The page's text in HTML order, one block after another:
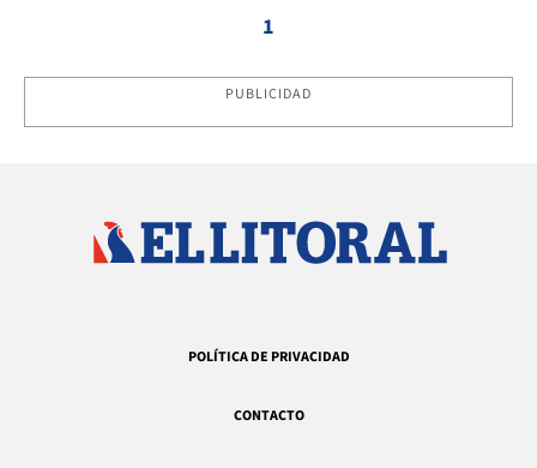
1
PUBLICIDAD
POLÍTICA DE PRIVACIDAD
CONTACTO